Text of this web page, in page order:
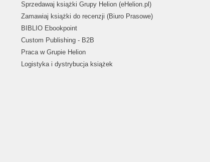
Sprzedawaj książki Grupy Helion (eHelion.pl)
Zamawiaj książki do recenzji (Biuro Prasowe)
BIBLIO Ebookpoint
Custom Publishing - B2B
Praca w Grupie Helion
Logistyka i dystrybucja książek